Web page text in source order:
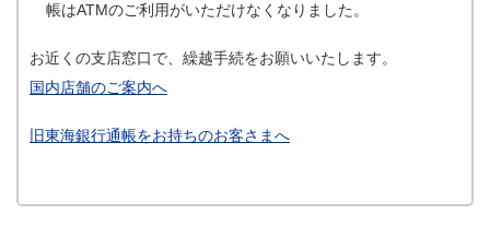
帳はATMのご利用がいただけなくなりました。
お近くの支店窓口で、繰越手続をお願いいたします。
国内店舗のご案内へ
旧東海銀行通帳をお持ちのお客さまへ